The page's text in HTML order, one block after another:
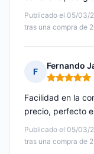
Publicado el 05/03/
tras una compra de
F
Fernando
Nota: 5 de 5
Publicado el 05/03/
tras una compra de
Facilidad en la
precio, perfecto